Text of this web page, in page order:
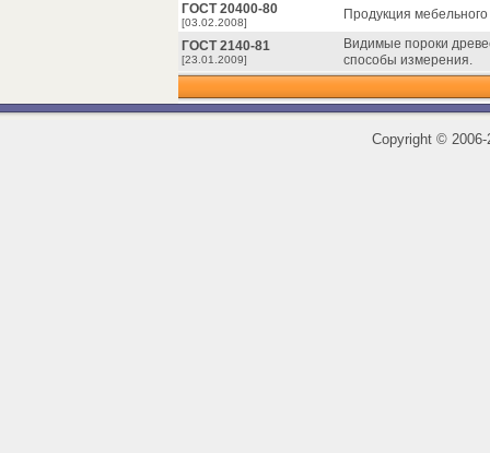
ГОСТ 20400-80
[03.02.2008]
Продукция
ГОСТ 2140-81
[23.01.2009]
Видимые пороки
способы измерения.
Copyright ©